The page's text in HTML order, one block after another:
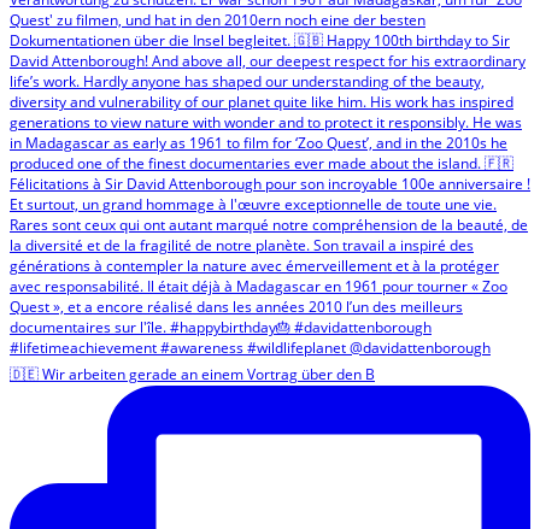
🇩🇪 Wir arbeiten gerade an einem Vortrag über den B